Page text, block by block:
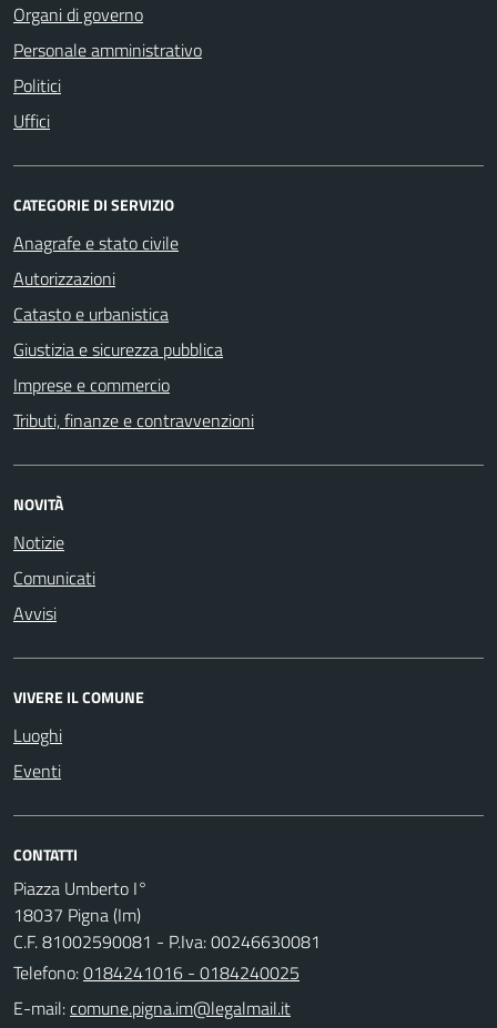
Organi di governo
Personale amministrativo
Politici
Uffici
CATEGORIE DI SERVIZIO
Anagrafe e stato civile
Autorizzazioni
Catasto e urbanistica
Giustizia e sicurezza pubblica
Imprese e commercio
Tributi, finanze e contravvenzioni
NOVITÀ
Notizie
Comunicati
Avvisi
VIVERE IL COMUNE
Luoghi
Eventi
CONTATTI
Piazza Umberto I°
18037 Pigna (Im)
C.F. 81002590081 - P.Iva: 00246630081
Telefono:0184241016 - 0184240025
E-mail: